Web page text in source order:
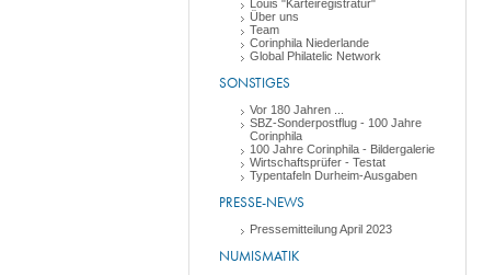
Louis "Karteiregistratur"
Über uns
Team
Corinphila Niederlande
Global Philatelic Network
SONSTIGES
Vor 180 Jahren ...
SBZ-Sonderpostflug - 100 Jahre
Corinphila
100 Jahre Corinphila - Bildergalerie
Wirtschaftsprüfer - Testat
Typentafeln Durheim-Ausgaben
PRESSE-NEWS
Pressemitteilung April 2023
NUMISMATIK